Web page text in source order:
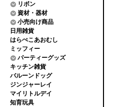
リボン
資材・器材
小売向け商品
日用雑貨
はらぺこあおむし
ミッフィー
パーティーグッズ
キッチン雑貨
バルーンドッグ
ジンジャーレイ
マイリトルデイ
知育玩具